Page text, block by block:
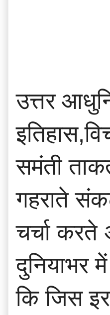
उत्तर
समंती
गहराते
चर्चा करते
दुनियाभर
कि जिस